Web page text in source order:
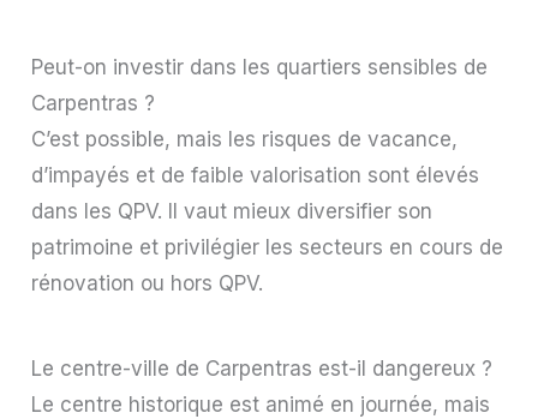
Peut-on investir dans les quartiers sensibles de
Carpentras ?
C’est possible, mais les risques de vacance,
d’impayés et de faible valorisation sont élevés
dans les QPV. Il vaut mieux diversifier son
patrimoine et privilégier les secteurs en cours de
rénovation ou hors QPV.
Le centre-ville de Carpentras est-il dangereux ?
Le centre historique est animé en journée, mais